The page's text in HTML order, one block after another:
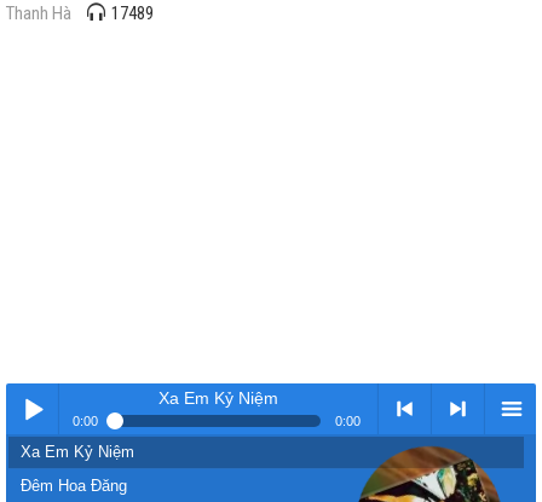
Thanh Hà 17489
Nhạc
Xa Em Kỷ Niệm
0:00 0:00
< Kho > Kho
Xa Em Kỷ Niệm
Đêm Hoa Đăng